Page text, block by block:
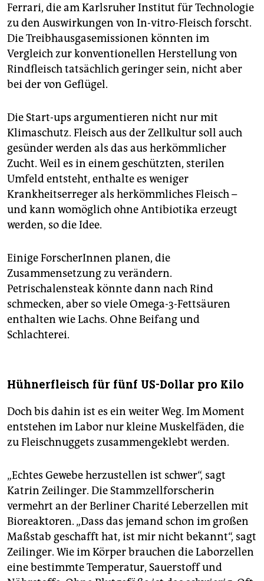
Ferrari, die am Karlsruher Institut für Technologie
zu den Auswirkungen von In-vitro-Fleisch forscht.
Die Treibhausgasemissionen könnten im
Vergleich zur konventionellen Herstellung von
Rindfleisch tatsächlich geringer sein, nicht aber
bei der von Geflügel.
Die Start-ups argumentieren nicht nur mit
Klimaschutz. Fleisch aus der Zellkultur soll auch
gesünder werden als das aus herkömmlicher
Zucht. Weil es in einem geschützten, sterilen
Umfeld entsteht, enthalte es weniger
Krankheitserreger als herkömmliches Fleisch –
und kann womöglich ohne Antibiotika erzeugt
werden, so die Idee.
Einige ForscherInnen planen, die
Zusammensetzung zu verändern.
Petrischalensteak könnte dann nach Rind
schmecken, aber so viele Omega-3-Fettsäuren
enthalten wie Lachs. Ohne Beifang und
Schlachterei.
Hühnerfleisch für fünf US-Dollar pro Kilo
Doch bis dahin ist es ein weiter Weg. Im Moment
entstehen im Labor nur kleine Muskelfäden, die
zu Fleischnuggets zusammengeklebt werden.
„Echtes Gewebe herzustellen ist schwer“, sagt
Katrin Zeilinger. Die Stammzellforscherin
vermehrt an der Berliner Charité Leberzellen mit
Bioreaktoren. „Dass das jemand schon im großen
Maßstab geschafft hat, ist mir nicht bekannt“, sagt
Zeilinger. Wie im Körper brauchen die Laborzellen
eine bestimmte Temperatur, Sauerstoff und